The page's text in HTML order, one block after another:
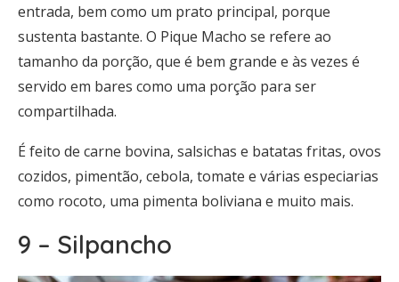
entrada, bem como um prato principal, porque
sustenta bastante. O Pique Macho se refere ao
tamanho da porção, que é bem grande e às vezes é
servido em bares como uma porção para ser
compartilhada.
É feito de carne bovina, salsichas e batatas fritas, ovos
cozidos, pimentão, cebola, tomate e várias especiarias
como rocoto, uma pimenta boliviana e muito mais.
9 – Silpancho